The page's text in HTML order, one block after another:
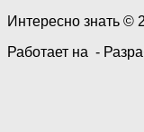
Интересно знать
Работает на -